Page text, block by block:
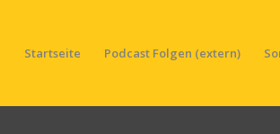
Startseite Podcast Folgen (extern)